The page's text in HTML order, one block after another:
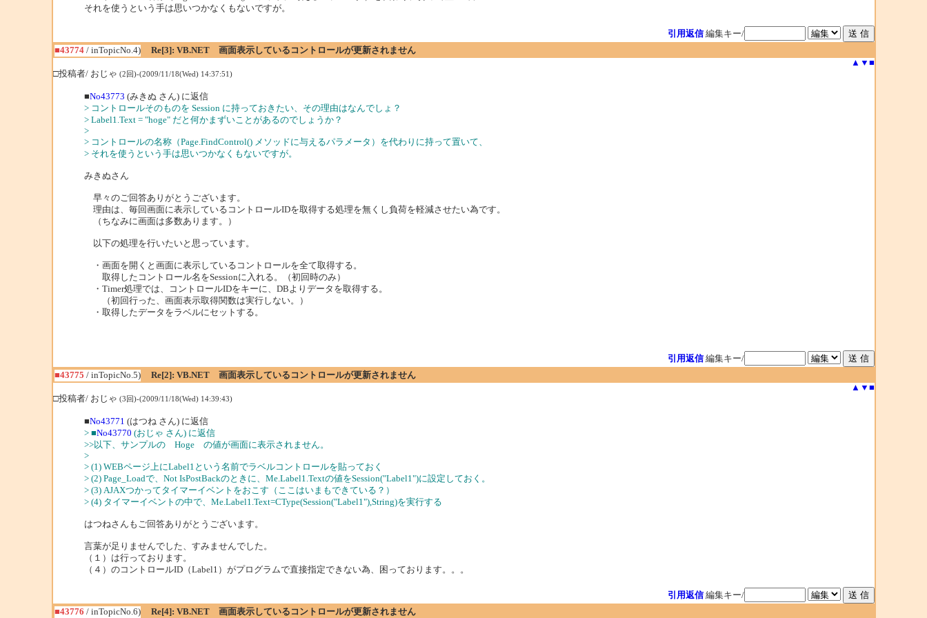
それを使うという手は思いつかなくもないですが。
引用返信 編集キー/
■43774/ inTopicNo.4)
Re[3]: VB.NET 画面表示しているコントロールが更新されません
▲ ▼ ■
□投稿者/ おじゃ (2回)-(2009/11/18(Wed) 14:37:51)
■No43773 (みきぬ さん) に返信
> コントロールそのものを Session に持っておきたい、その理由はなんでしょ？
> Label1.Text = "hoge" だと何かまずいことがあるのでしょうか？
>
> コントロールの名称（Page.FindControl() メソッドに与えるパラメータ）を代わりに持って置いて、
> それを使うという手は思いつかなくもないですが。
みきぬさん
早々のご回答ありがとうございます。
理由は、毎回画面に表示しているコントロールIDを取得する処理を無くし負荷を軽減させたい為です。
（ちなみに画面は多数あります。）
以下の処理を行いたいと思っています。
・画面を開くと画面に表示しているコントロールを全て取得する。
取得したコントロール名をSessionに入れる。（初回時のみ）
・Timer処理では、コントロールIDをキーに、DBよりデータを取得する。
（初回行った、画面表示取得関数は実行しない。）
・取得したデータをラベルにセットする。
引用返信 編集キー/
■43775 / inTopicNo.5)
Re[2]: VB.NET 画面表示しているコントロールが更新されません
▲ ▼ ■
□投稿者/ おじゃ (3回)-(2009/11/18(Wed) 14:39:43)
■No43771 (はつね さん) に返信
> ■No43770 (おじゃ さん) に返信
>>以下、サンプルの Hoge の値が画面に表示されません。
>
> (1) WEBページ上にLabel1という名前でラベルコントロールを貼っておく
> (2) Page_Loadで、Not IsPostBackのときに、Me.Label1.Textの値をSession("Label1")に設定しておく。
> (3) AJAXつかってタイマーイベントをおこす（ここはいまもできている？）
> (4) タイマーイベントの中で、Me.Label1.Text=CType(Session("Label1"),String)を実行する
はつねさんもご回答ありがとうございます。
言葉が足りませんでした、すみませんでした。
（１）は行っております。
（４）のコントロールID（Label1）がプログラムで直接指定できない為、困っております。。。
引用返信 編集キー/
■43776 / inTopicNo.6) Re[4]: VB.NET 画面表示しているコントロールが更新されません